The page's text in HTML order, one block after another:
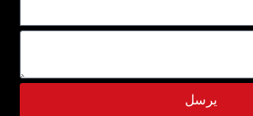
يرسل